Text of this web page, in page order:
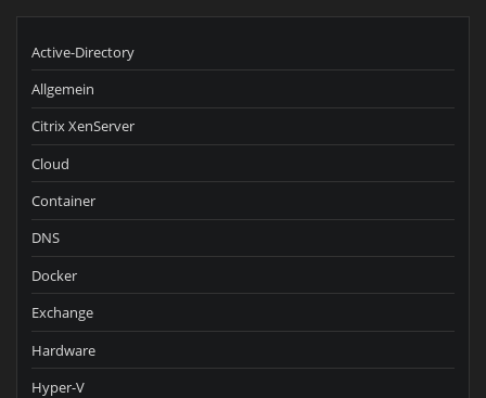
Active-Directory
Allgemein
Citrix XenServer
Cloud
Container
DNS
Docker
Exchange
Hardware
Hyper-V